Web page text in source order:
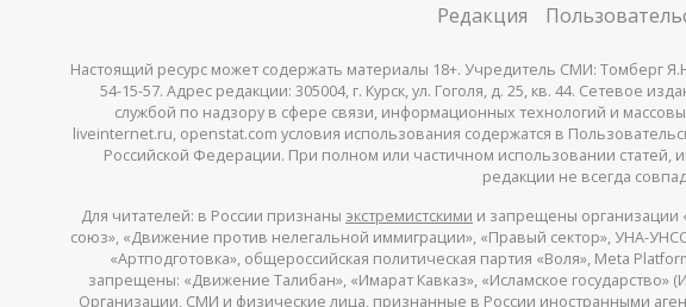
Редакция
Настоящий ресурс может содержать материалы 18+. Учредитель СМИ: Томберг
54-15-57. Адрес редакции: 305004, г. Курск, ул. Гоголя, д. 25, кв. 44. Сетевое
службой по надзору в сфере связи, информационных технологий и
liveinternet.ru, openstat.com условия использования содержатся в
Российской Федерации. При полном или частичном использовании
редакции не всегда
Для читателей: в России признаны экстремистскими и запрещены организации
союз», «Движение против нелегальной иммиграции», «Правый сектор», УНА-
«Артподготовка», общероссийская политическая партия «Воля», Meta
запрещены: «Движение Талибан», «Имарат Кавказ», «Исламское государство»
Организации, СМИ и физические лица, признанные в России иностранными